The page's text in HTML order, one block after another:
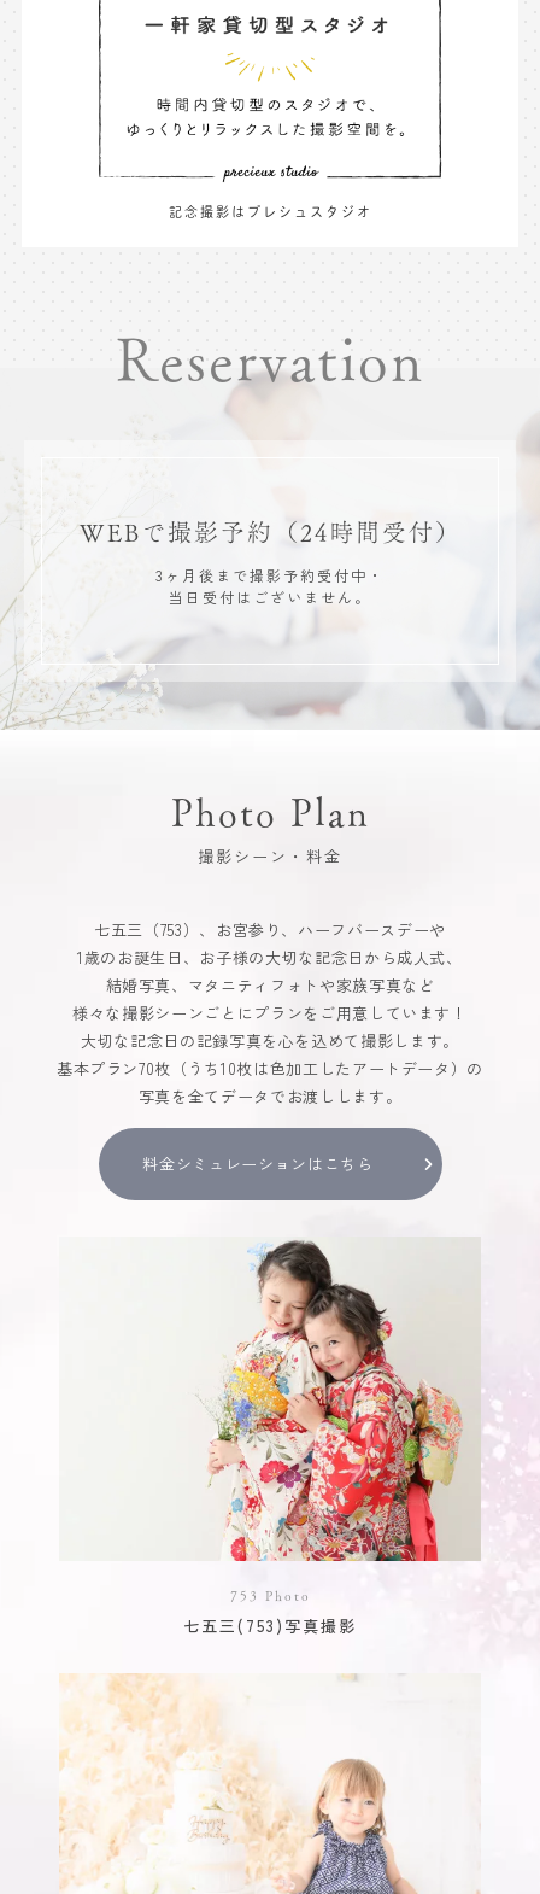
記念撮影はプレシュスタジオ
Reservation
WEBで撮影予約 （24時間受付）
3ヶ月後まで撮影予約受付中・
当日受付はございません。
Photo Plan
撮影シーン・料金
七五三（753）、お宮参り、ハーフバースデーや
1歳のお誕生日、お子様の大切な記念日から成人式、
結婚写真、マタニティフォトや家族写真など
様々な撮影シーンごとにプランをご用意しています！
大切な記念日の記録写真を心を込めて撮影します。
基本プラン70枚（うち10枚は色加工したアートデータ）の
写真を全てデータでお渡しします。
料金シミュレーションはこちら
753 Photo
七五三(753)写真撮影